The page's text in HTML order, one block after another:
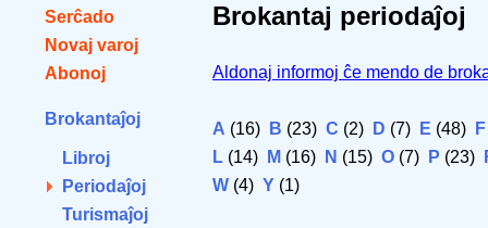
Serĉado
Novaj varoj
Abonoj
Brokantaĵoj
Libroj
Periodaĵoj
Turismaĵoj
Brokantaj periodaĵoj
Aldonaj informoj ĉe mendo de
A (16) B (23) C (2) D (7) E (48) F
L (14) M (16) N (15) O (7) P (23)
W (4) Y (1)